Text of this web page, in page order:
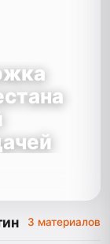
3 материалов